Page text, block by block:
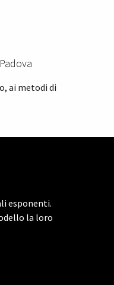
ai metodi di
esponenti.
la loro